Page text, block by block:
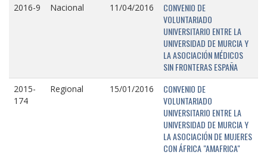
2016-9 Nacional 11/04/2016
CONVENIO DE
VOLUNTARIADO
UNIVERSITARIO ENTRE LA
UNIVERSIDAD DE MURCIA Y
LA ASOCIACIÓN MÉDICOS
SIN FRONTERAS ESPAÑA
2015-
174
Regional 15/01/2016
CONVENIO DE
VOLUNTARIADO
UNIVERSITARIO ENTRE LA
UNIVERSIDAD DE MURCIA Y
LA ASOCIACIÓN DE MUJERES
CON ÁFRICA "AMAFRICA"